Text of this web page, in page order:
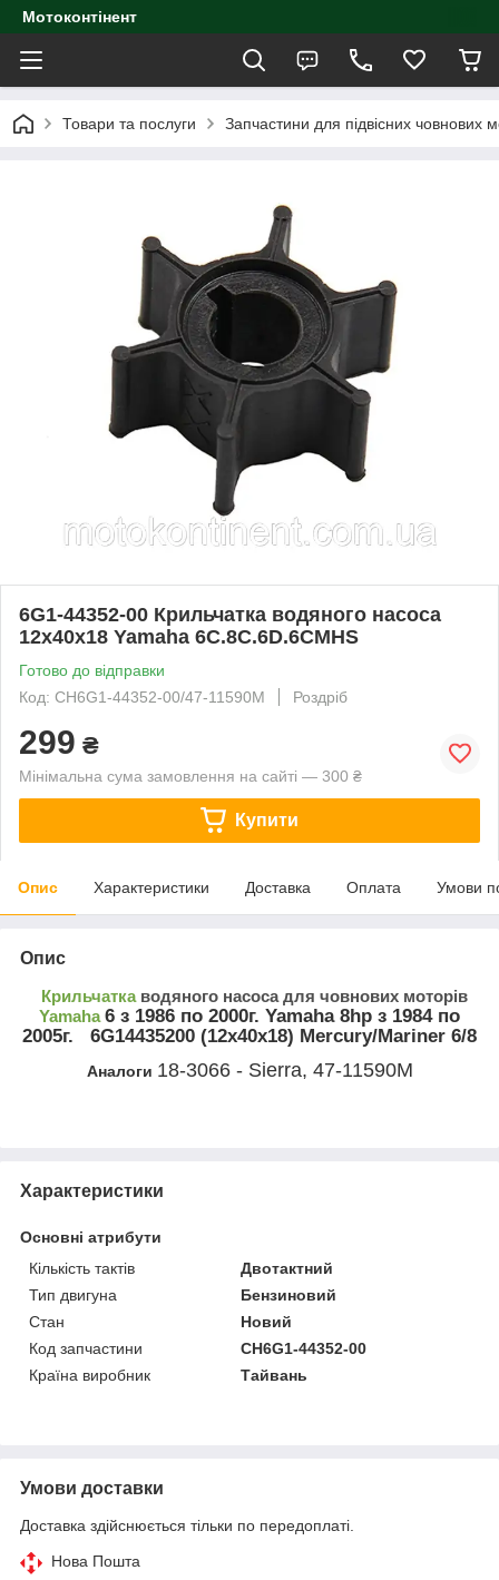
Мотоконтінент
Товари та послуги Запчастини для підвісних човнових
6G1-44352-00 Крильчатка водяного насоса
12x40x18 Yamaha 6C.8C.6D.6CMHS
Готово до відправки
Код: CH6G1-44352-00/47-11590M
Роздріб
299 ₴
Мінімальна сума замовлення на сайті — 300 ₴
Купити
Опис Характеристики Доставка Оплата Умови
Опис
Крильчаткаводяного насоса для човнових моторів
Yamaha 6 з 1986 по 2000г. Yamaha 8hp з 1984 по
2005г. 6G14435200 (12x40x18) Mercury/Mariner 6/8
Аналоги 18-3066 - Sierra, 47-11590M
Характеристики
Основні атрибути
Кількість тактів
Двотактний
Тип двигуна
Бензиновий
Стан
Новий
Код запчастини
CH6G1-44352-00
Країна виробник
Тайвань
Умови доставки
Доставка здійснюється тільки по передоплаті.
Нова Пошта